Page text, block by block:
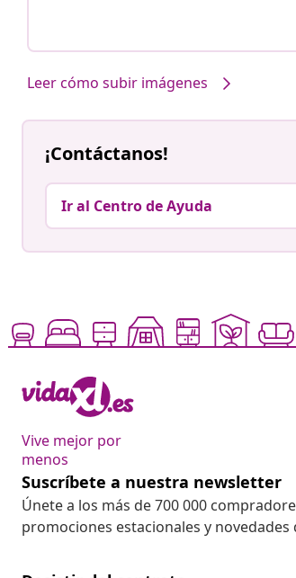
Leer cómo subir imágenes
¡Contáctanos!
Ir al Centro de Ayuda
Vive mejor por
menos
Suscríbete a nuestra newsletter
Únete a los más de 700 000
promociones estacionales y novedades